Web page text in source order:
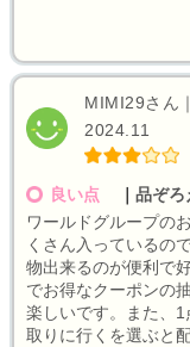
MIMI29さん
2024.11
良い点
品ぞろ
ワールドグループの
くさん入っているの
物出来るのが便利で
でお得なクーポンの
楽しいです。また、
取りに行くを選ぶと